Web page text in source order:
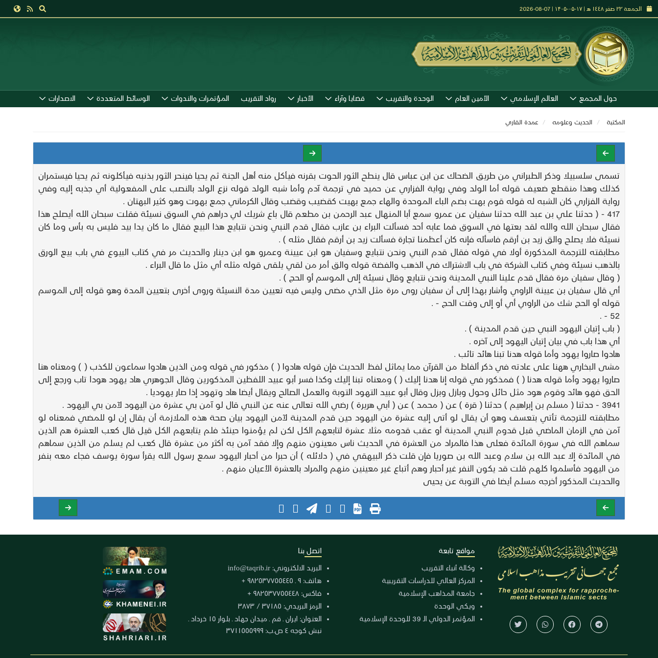
الجمعة ٢٢ صفر ١٤٤٨ هـ | ۱۷-۰۵-۱۴۰۵ | 07-08-2026
حول المجمع العالم الإسلامي الأمين العام الوحدة والتقريب قضايا وآراء الأخبار رواد التقريب المؤتمرات والندوات الوسائط المتعددة الاصدارات
المكتبة الحديث وعلومه عمدة القاري
تسمى سلسبيلا وذكر الطبراني من طريق الضحاك عن ابن عباس قال ينطح الثور الحوت بقرنه فيأكل منه أهل الجنة ثم يحيا فينحر الثور بذنبه فيأكلونه ثم يحيا فيستمران
كذلك وهذا منقطع ضعيف قوله أما الولد وفي رواية الفزاري عن حميد في ترجمة آدم وأما شبه الولد قوله نزع الولد بالنصب على المفعولية أي جذبه إليه وفي
رواية الفزاري كان الشبه له قوله قوم بهت بضم الباء الموحدة والهاء جمع بهيت كقضيب وقضب وقال الكرماني جمع بهوت وهو كثير البهتان .
417 - ( حدثنا علي بن عبد الله حدثنا سفيان عن عمرو سمع أبا المنهال عبد الرحمن بن مطعم قال باع شريك لي دراهم في السوق نسيئة فقلت سبحان الله أيصلح هذا
فقال سبحان الله والله لقد بعتها في السوق فما عابه أحد فسألت البراء بن عازب فقال قدم النبي ونحن نتبايع هذا البيع فقال ما كان يدا بيد فليس به بأس وما كان
نسيئة فلا يصلح والق زيد بن أرقم فاسأله فإنه كان أعظمنا تجارة فسألت زيد بن أرقم فقال مثله ) .
مطابقته للترجمة المذكورة أولا في قوله فقال قدم النبي ونحن نتبايع وسفيان هو ابن عيينة وعمرو هو ابن دينار والحديث مر في كتاب البيوع في باب بيع الورق
بالذهب نسيئة وفي كتاب الشركة في باب الاشتراك في الذهب والفضة قوله والق أمر من لقي يلقى قوله مثله أي مثل ما قال البراء .
( وقال سفيان مرة فقال قدم علينا النبي المدينة ونحن نتبايع وقال نسيئة إلى الموسم أو الحج ) .
أي قال سفيان بن عيينة الراوي وأشار بهذا إلى أن سفيان روى مرة مثل الذي مضى وليس فيه تعيين مدة النسيئة وروى أخرى بتعيين المدة وهو قوله إلى الموسم
قوله أو الحج شك من الراوي أي أو إلى وقت الحج - .
52 - .
( باب إتيان اليهود النبي حين قدم المدينة ) .
أي هذا باب في بيان إتيان اليهود إلى آخره .
هادوا صاروا يهود وأما قوله هدنا تبنا هائد تائب .
مشى البخاري ههنا على عادته في ذكر ألفاظ من القرآن مما يماثل لفظ الحديث فإن قوله هادوا ( ) مذكور في قوله ومن الذين هادوا سماعون للكذب ( ) ومعناه هنا
صاروا يهود وأما قوله هدنا ( ) فمذكور في قوله إنا هدنا إليك ( ) ومعناه تبنا إليك وكذا فسر أبو عبيد اللفظين المذكورين وقال الجوهري هاد يهود هودا تاب ورجع إلى
الحق فهو هائد وقوم هود مثل حائل وحول وبازل وبزل وقال أبو عبيد التهود التوبة والعمل الصالح ويقال أيضا هاد وتهود إذا صار يهوديا .
3941 - حدثنا ( مسلم بن إبراهيم ) حدثنا ( قرة ) عن ( محمد ) عن ( أبي هريرة ) رضي الله تعالى عنه عن النبي قال لو آمن بي عشرة من اليهود لآمن بي اليهود .
مطابقته للترجمة تأتي بتعسف وهو أن يقال لو أتى إليه عشرة من اليهود حين قدم المدينة لآمن اليهود بيان صحة هذه الملازمة أن يقال إن لو للمضي فمعناه لو
آمن في الزمان الماضي قبل قدوم النبي المدينة أو عقب قدومه مثلا عشرة لتابعهم الكل لكن لم يؤمنوا حينئذ فلم يتابعهم الكل قيل قال كعب العشرة هم الذين
سماهم الله في سورة المائدة فعلى هذا فالمراد من العشرة في الحديث ناس معينون منهم وإلا فقد آمن به أكثر من عشرة قال كعب لم يسلم من الذين سماهم
في المائدة إلا عبد الله بن سلام وعبد الله بن صوريا فإن قلت ذكر البيهقي في ( دلائله ) أن حبرا من أحبار اليهود سمع رسول الله يقرأ سورة يوسف فجاء معه بنفر
من اليهود فأسلموا كلهم قلت قد يكون النفر غير أحبار وهم أتباع غير معينين منهم والمراد بالعشرة الأعيان منهم .
والحديث المذكور أخرجه مسلم أيضا في التوبة عن يحيى
مواقع تابعة
وكالة أنباء التقريب
المركز العالي للدراسات التقريبية
جامعة المذاهب الإسلامية
ويكي الوحدة
المؤتمر الدولي الـ 39 للوحدة الإسلامية
اتصل بنا
البريد الالكتروني: info@taqrib.ir
هاتف: ٩ ـ ٩٨٢٥٣٧٧٥٥٤٤٥ +
فاكس: ٩٨٢٥٣٧٧٥٥٤٤٨ +
الرمز البريدي: ٣٧١٨٥ / ٣٨٧٣
العنوان: ايران ـ قم ـ ميدان جهاد ـ بلوار ١٥ خرداد ـ
نبش كوجه ٤ ص.ب: ٣٧١١٥٥٥٩٩٩